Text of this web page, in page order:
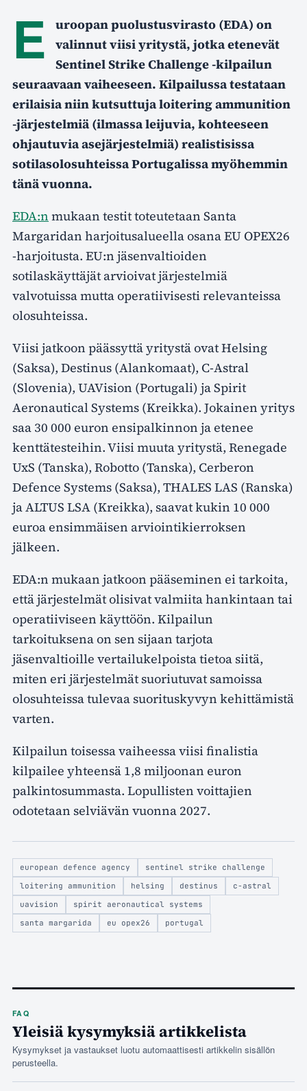
E
uroopan puolustusvirasto (EDA) on
valinnut viisi yritystä, jotka etenevät
Sentinel Strike Challenge -kilpailun
seuraavaan vaiheeseen. Kilpailussa testataan
erilaisia niin kutsuttuja loitering ammunition
-järjestelmiä (ilmassa leijuvia, kohteeseen
ohjautuvia asejärjestelmiä) realistisissa
sotilasolosuhteissa Portugalissa myöhemmin
tänä vuonna.
EDA:n mukaan testit toteutetaan Santa
Margaridan harjoitusalueella osana EU OPEX26
-harjoitusta. EU:n jäsenvaltioiden
sotilaskäyttäjät arvioivat järjestelmiä
valvotuissa mutta operatiivisesti relevanteissa
olosuhteissa.
Viisi jatkoon päässyttä yritystä ovat Helsing
(Saksa), Destinus (Alankomaat), C-Astral
(Slovenia), UAVision (Portugali) ja Spirit
Aeronautical Systems (Kreikka). Jokainen yritys
saa 30 000 euron ensipalkinnon ja etenee
kenttätesteihin. Viisi muuta yritystä, Renegade
UxS (Tanska), Robotto (Tanska), Cerberon
Defence Systems (Saksa), THALES LAS (Ranska)
ja ALTUS LSA (Kreikka), saavat kukin 10 000
euroa ensimmäisen arviointikierroksen
jälkeen.
EDA:n mukaan jatkoon pääseminen ei tarkoita,
että järjestelmät olisivat valmiita hankintaan tai
operatiiviseen käyttöön. Kilpailun
tarkoituksena on sen sijaan tarjota
jäsenvaltioille vertailukelpoista tietoa siitä,
miten eri järjestelmät suoriutuvat samoissa
olosuhteissa tulevaa suorituskyvyn kehittämistä
varten.
Kilpailun toisessa vaiheessa viisi finalistia
kilpailee yhteensä 1,8 miljoonan euron
palkintosummasta. Lopullisten voittajien
odotetaan selviävän vuonna 2027.
european defence agency
sentinel strike challenge
loitering ammunition
helsing destinus
c-astral
uavision
spirit aeronautical systems
santa margarida
eu opex26 portugal
FAQ
Yleisiä kysymyksiä artikkelista
Kysymykset ja vastaukset luotu automaattisesti artikkelin sisällön
perusteella.